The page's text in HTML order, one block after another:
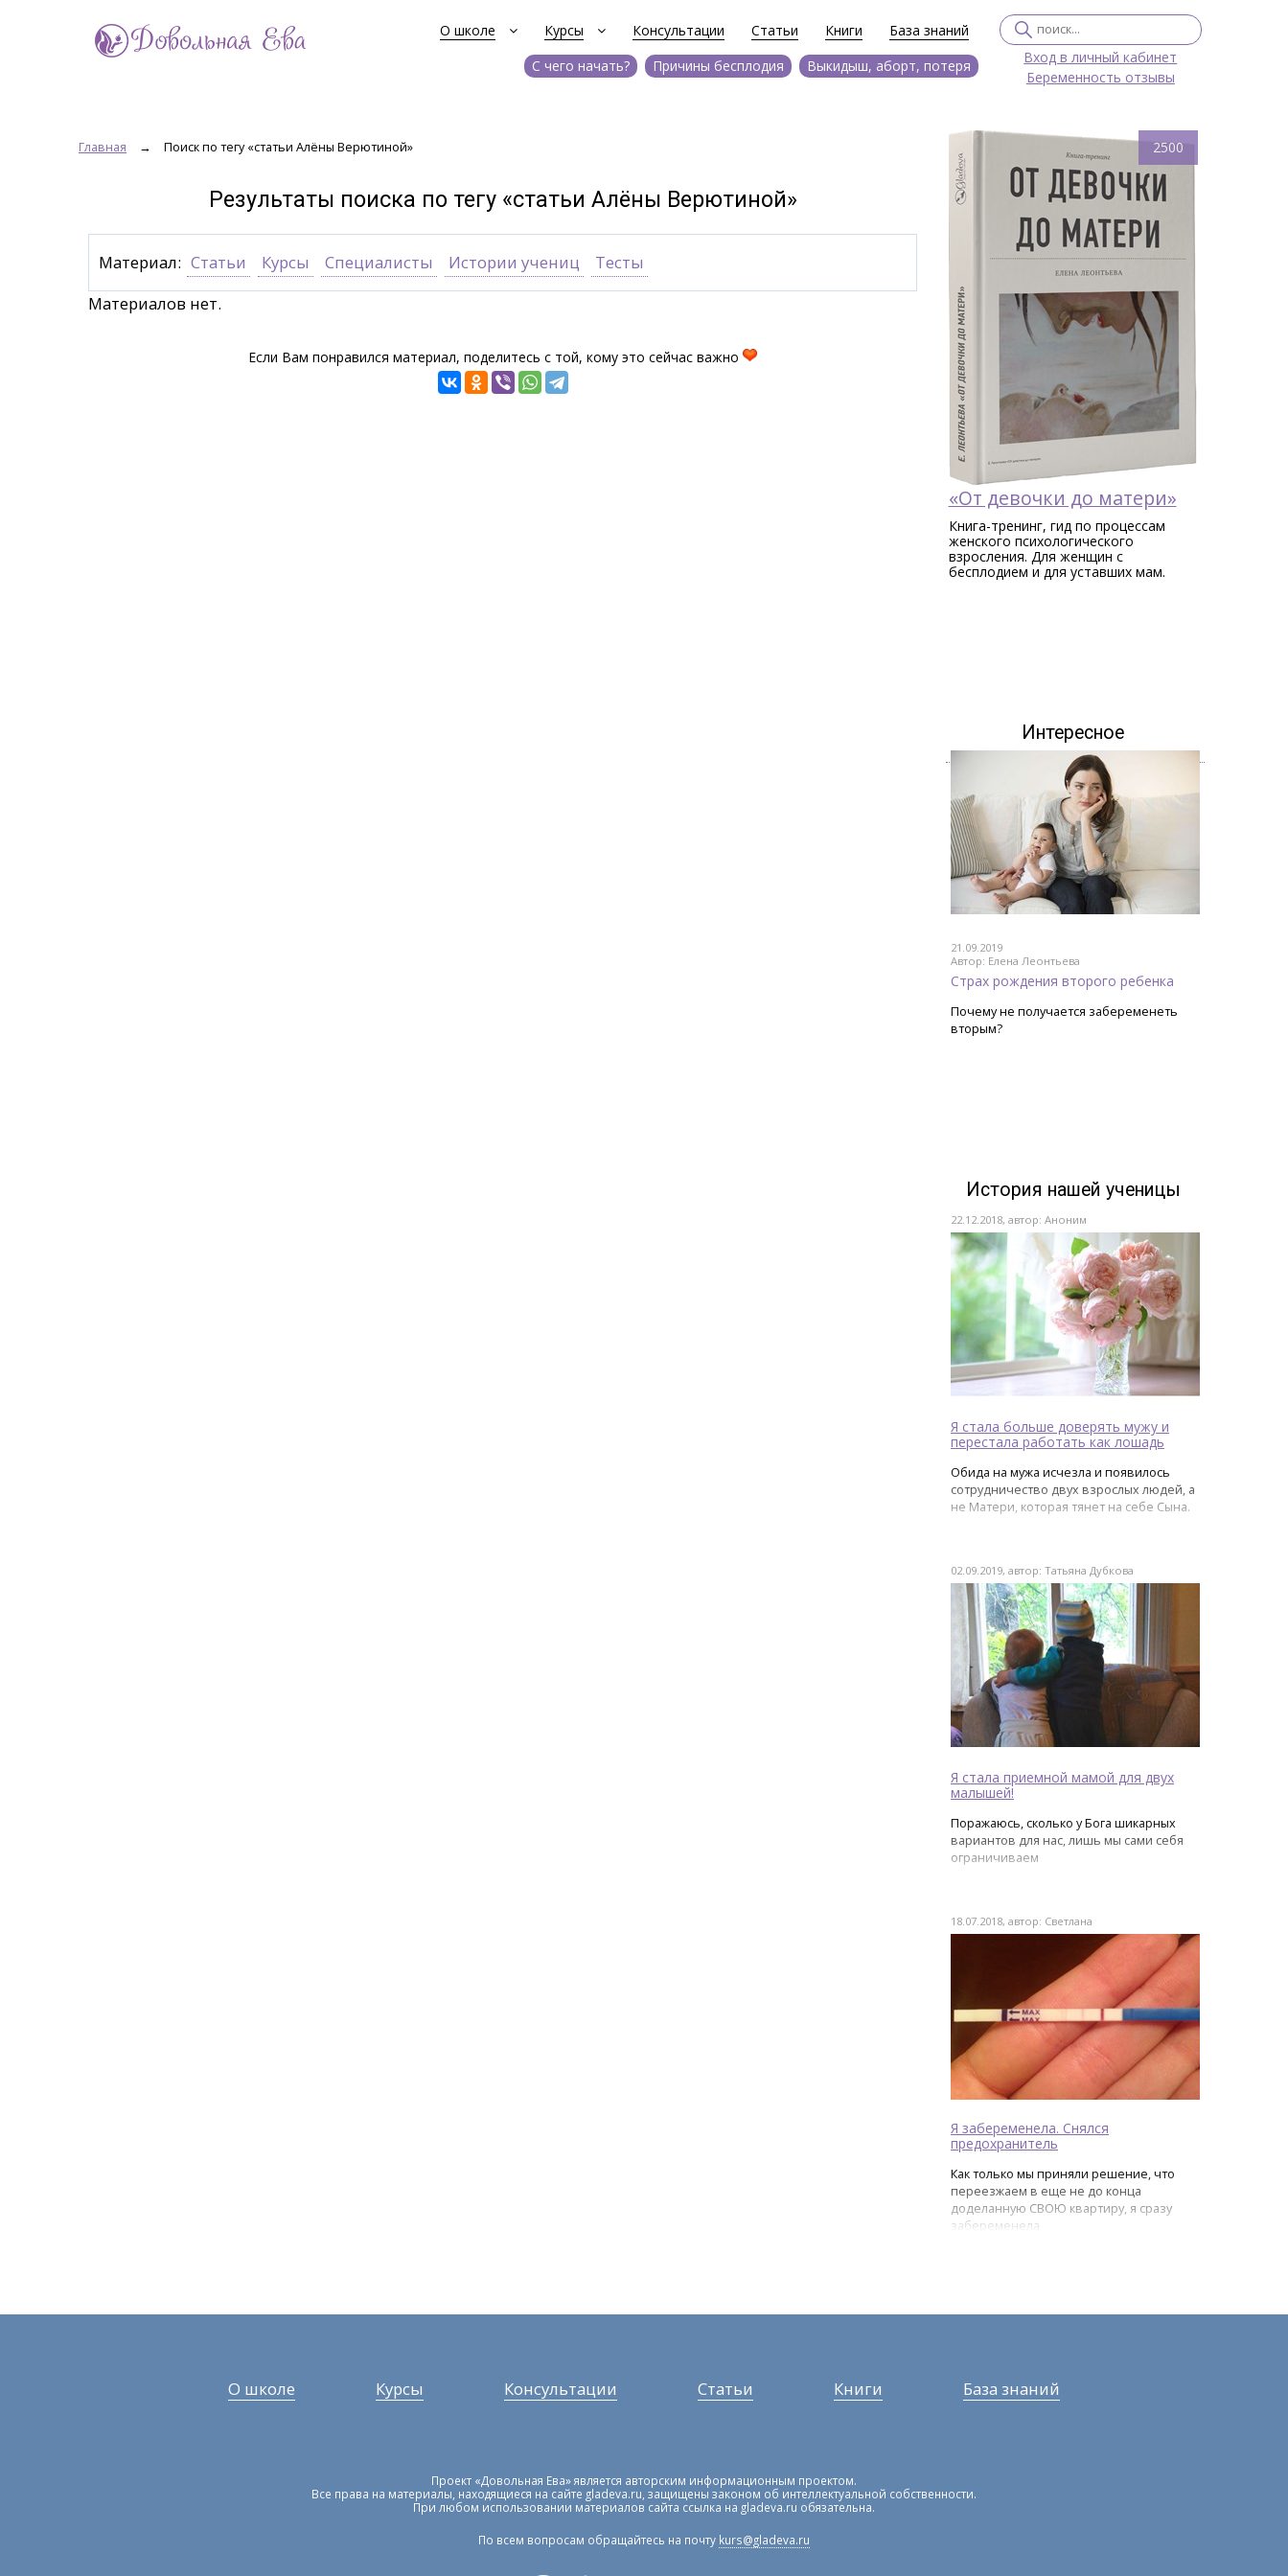
О школе Курсы Консультации Статьи Книги
База знаний
С чего начать?
Причины бесплодия Выкидыш, аборт, потеря
Вход в личный кабинет
Беременность отзывы
Главная → Поиск по тегу «статьи Алёны Верютиной»
Результаты поиска по тегу «статьи Алёны Верютиной»
Материал: Статьи Курсы Специалисты Истории учениц
Тесты
Материалов нет.
Если Вам понравился материал, поделитесь с той, кому это сейчас важно
2500
«От девочки до матери»
Книга-тренинг, гид по процессам
женского психологического
взросления. Для женщин c
бесплодием и для уставших мам.
Интересное
21.09.2019
Автор: Елена Леонтьева
Страх рождения второго ребенка
Почему не получается забеременеть
вторым?
История нашей ученицы
22.12.2018, автор: Аноним
Я стала больше доверять мужу и
перестала работать как лошадь
Обида на мужа исчезла и появилось
сотрудничество двух взрослых людей, а
не Матери, которая тянет на себе Сына.
02.09.2019, автор: Татьяна Дубкова
Я стала приемной мамой для двух
малышей!
Поражаюсь, сколько у Бога шикарных
вариантов для нас, лишь мы сами себя
ограничиваем
18.07.2018, автор: Светлана
Я забеременела. Снялся
предохранитель
Как только мы приняли решение, что
переезжаем в еще не до конца
доделанную СВОЮ квартиру, я сразу
забеременела
О школе Курсы Консультации Статьи Книги База знаний
Проект «Довольная Ева» является авторским информационным проектом.
Все права на материалы, находящиеся на сайте gladeva.ru, защищены законом об интеллектуальной собственности.
При любом использовании материалов сайта ссылка на gladeva.ru обязательна.
По всем вопросам обращайтесь на почту kurs@gladeva.ru